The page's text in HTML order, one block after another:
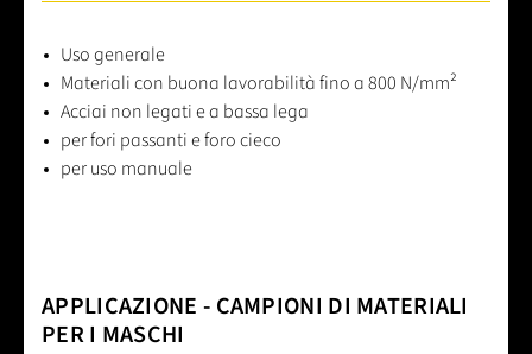
Uso generale
Materiali con buona lavorabilità fino a 800 N/mm²
Acciai non legati e a bassa lega
per fori passanti e foro cieco
per uso manuale
APPLICAZIONE - CAMPIONI DI MATERIALI
PER I MASCHI